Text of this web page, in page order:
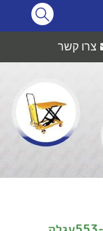
צרו קשר